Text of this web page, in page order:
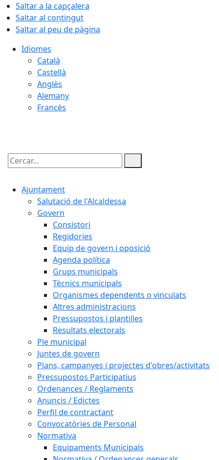
Saltar a la capçalera
Saltar al contingut
Saltar al peu de pàgina
Idiomes
Català
Castellà
Anglès
Alemany
Francès
Cercar:
Ajuntament
Salutació de l'Alcaldessa
Govern
Consistori
Regidories
Equip de govern i oposició
Agenda política
Grups municipals
Tècnics municipals
Organismes dependents o vinculats
Altres administracions
Pressupostos i plantilles
Resultats electorals
Ple municipal
Juntes de govern
Plans, campanyes i projectes d'obres/activitats
Pressupostos Participatius
Ordenances / Reglaments
Anuncis / Edictes
Perfil de contractant
Convocatòries de Personal
Normativa
Equipaments Municipals